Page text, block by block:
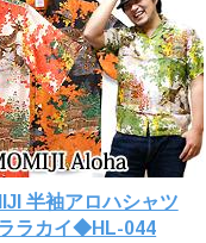
半袖アロハシャツ
ラカイ◆HL-044